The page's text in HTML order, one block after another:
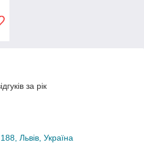
за рік
Львів, Україна